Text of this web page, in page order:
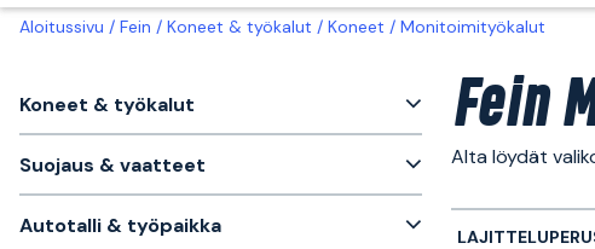
Aloitussivu Fein Koneet & työkalut Koneet Monitoimityökalut
Koneet & työkalut
Suojaus & vaatteet
Autotalli & työpaikka
Fein
Alta löydät